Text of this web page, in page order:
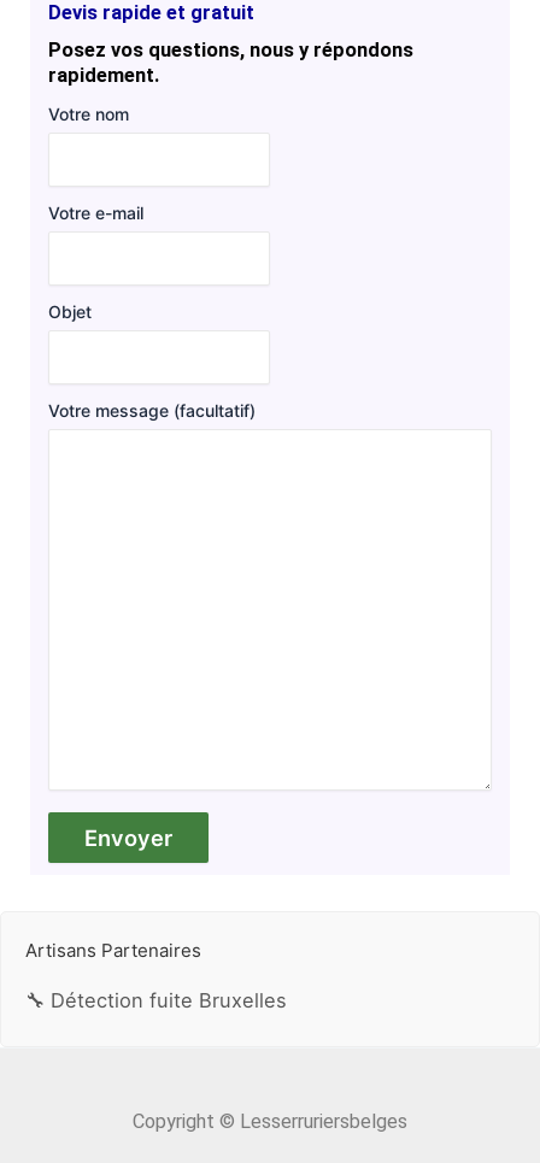
Devis rapide et gratuit
Posez vos questions, nous y répondons
rapidement.
Votre nom
Votre e-mail
Objet
Votre message (facultatif)
Artisans Partenaires
🔧 Détection fuite Bruxelles
Copyright © Lesserruriersbelges